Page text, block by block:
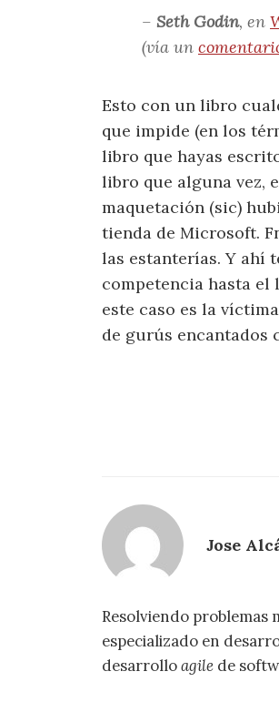
– Seth Godin, en
(vía un
Esto con un libro
que impide (en los
libro que hayas
libro que alguna vez,
maquetación (sic)
tienda de Microsoft.
las estanterías. Y ahí
competencia hasta el
este caso es la
de gurús encantados
Jose
Resolviendo
especializado en
desarrolloagile de